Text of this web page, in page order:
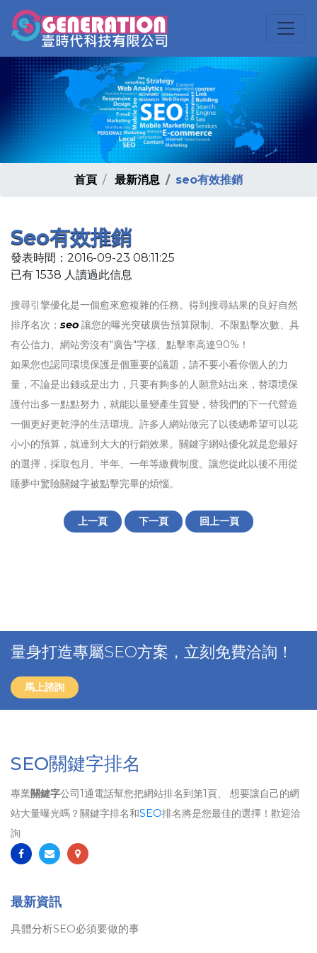
首頁 最新消息 seo有效推銷
Seo有效推銷
發表時間：2016-09-23 08:11:25
已有 1538 人讀過此信息
搜尋引擎優化是一個愈來愈複雜的任務。得到搜尋結果的良好自然
排序名次； seo 讓您的曝光突破廣告預算限制、不限點擊次數、具
有公信力、網站旁沒有"廣告"字樣、點擊率高達90%！
如果您也認同環境保護是個重要的議題，請不要小看你個人的力
量，不論是出錢或是出力，只要有夠多的人願意站出來，替環境保
護付出多一點點努力，就能以量變產生質變，替我們的下一代營造
一個更好更乾淨的生活環境。許多人網站做完了以後總希望可以花
小小的預算，就達到大大的行銷效果。關鍵字網站優化就是您最好
的選擇，採取包月、半年、一年等繳費制度。讓您從此以後不用從
睡夢中驚險關鍵字被點擊完畢的煩惱。
上一頁 下一頁 回上一頁
量身打造專屬SEO方案，立刻免費洽詢！
馬上諮詢
SEO關鍵字排名
專業關鍵字公司1通電話幫您把網站排名到第1頁、 想要讓自己的網
站大量曝光嗎？關鍵字排名和SEO排名將是您最佳的選擇！歡迎洽
詢
最新資訊
具體分析SEO必須要做的事